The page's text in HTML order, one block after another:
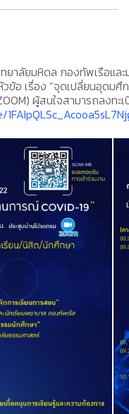
ยาลัยมหิดล กองทัพเรือแล
ข้อ เรื่อง “จุดเปลี่ยนอุดม
ผู้สนใจสามารถลงทะ